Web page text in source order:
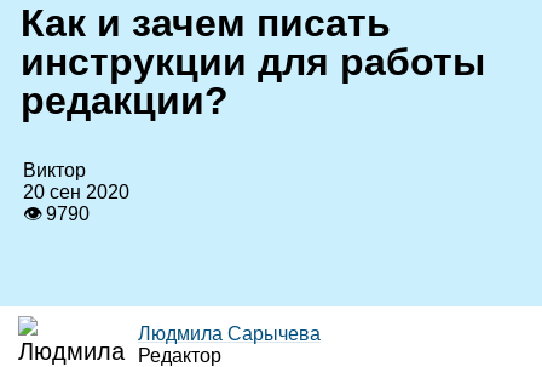
Как и зачем писать
инструкции для работы
редакции?
Виктор
20 сен 2020
👁 9790
Людмила Сарычева
Редактор